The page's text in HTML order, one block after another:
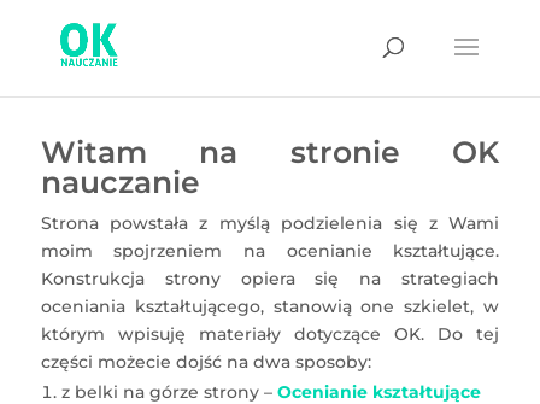
Witam na stronie OK
nauczanie
Strona powstała z myślą podzielenia się z Wami
moim spojrzeniem na ocenianie kształtujące.
Konstrukcja strony opiera się na strategiach
oceniania kształtującego, stanowią one szkielet, w
którym wpisuję materiały dotyczące OK. Do tej
części możecie dojść na dwa sposoby:
z belki na górze strony – Ocenianie kształtujące